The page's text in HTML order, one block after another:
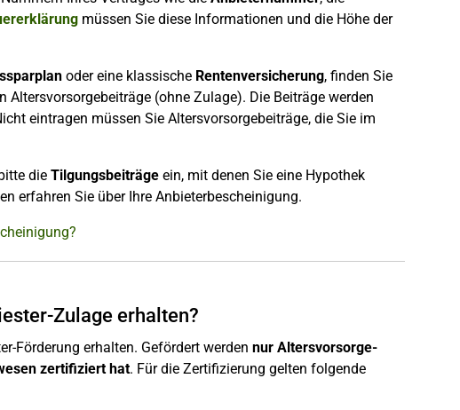
müssen Sie diese Informationen und die Höhe der
oder eine klassische Rentenversicherung, finden Sie
(ohne Zulage). Die Beiträge werden
eintragen müssen Sie Altersvorsorgebeiträge, die Sie im
die Tilgungsbeiträge ein, mit denen Sie eine Hypothek
erfahren Sie über Ihre Anbieterbescheinigung.
Zulage erhalten?
Förderung erhalten. Gefördert werden nur Altersvorsorge-
zertifiziert hat. Für die Zertifizierung gelten folgende